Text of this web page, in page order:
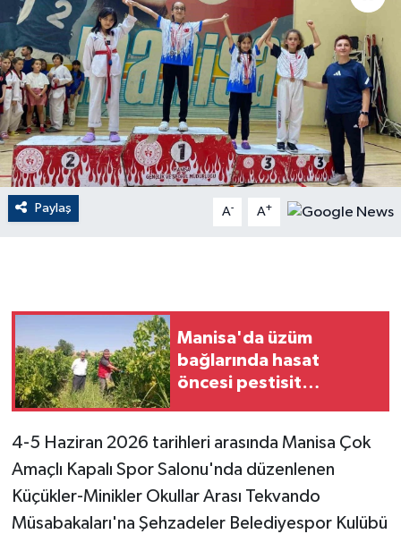
Paylaş A- A+
Manisa'da üzüm
bağlarında hasat
öncesi pestisit
4-5 Haziran 2026 tarihleri arasında Manisa Çok
Amaçlı Kapalı Spor Salonu'nda düzenlenen
Küçükler-Minikler Okullar Arası Tekvando
Müsabakaları'na Şehzadeler Belediyespor Kulübü
EĞİTİM
EKONOMİ
English News
Finans
Flaş Haber
GENEL
GÜNDEM
Güvenlik
HABERDE İNSAN
İNSAN